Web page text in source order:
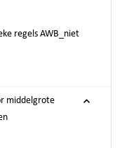
regels AWB_niet
middelgrote